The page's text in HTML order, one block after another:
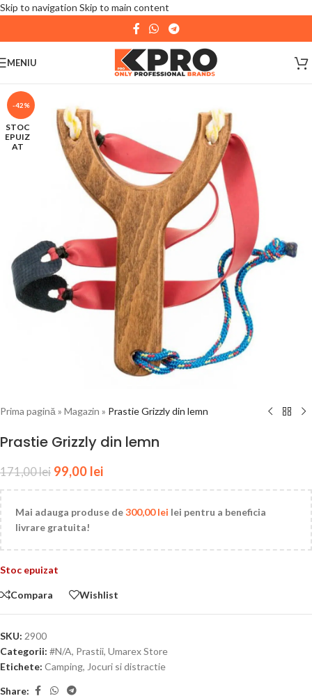
Skip to navigation Skip to main content
| 📦 Program livrari|In perioada11 August - 18
August,
magazinul KPRO este inchis. Comenziile
plasate pana in data de 10 August, la ora 15:00, vor fi
MENIU
-42%
STOC
EPUIZ
AT
Prima pagină » Magazin » Prastie Grizzly din lemn
Prastie Grizzly din lemn
171,00lei 99,00 lei
Mai adauga produse de300,00lei lei pentru a beneficia
livrare gratuita!
Stoc epuizat
Compara Wishlist
SKU: 2900
Categorii: #N/A, Prastii, Umarex Store
Etichete: Camping, Jocuri si distractie
Share: